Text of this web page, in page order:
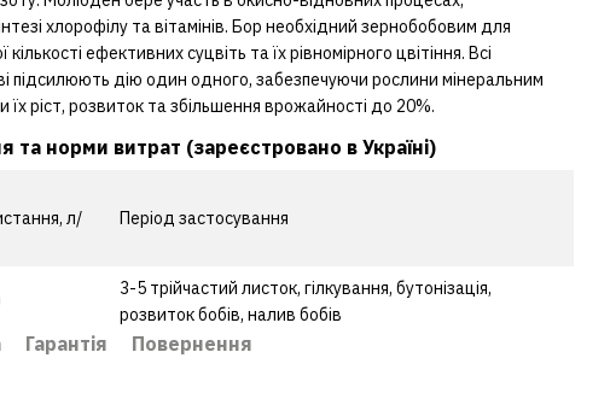
хлорофілу та вітамінів. Бор необхідний зернобобовим для
ефективних суцвіть та їх рівномірного цвітіння. Всі
підсилюють дію один одного, забезпечуючи рослини мінеральним
ріст, розвиток та збільшення врожайності до 20%.
та норми витрат (зареєстровано в Україні)
л/
Період застосування
3-5 трійчастий листок, гілкування, бутонізація,
розвиток бобів, налив бобів
Гарантія Повернення